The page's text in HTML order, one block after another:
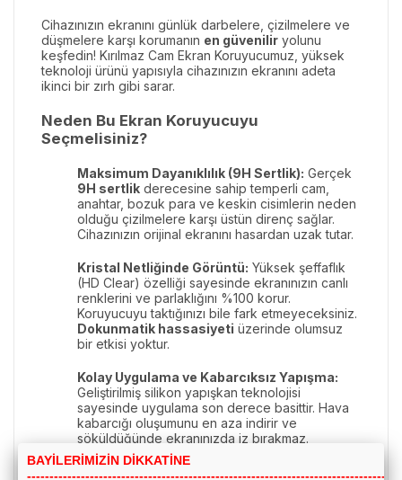
Cihazınızın ekranını günlük darbelere, çizilmelere ve
düşmelere karşı korumanın en güvenilir yolunu
keşfedin! Kırılmaz Cam Ekran Koruyucumuz, yüksek
teknoloji ürünü yapısıyla cihazınızın ekranını adeta
ikinci bir zırh gibi sarar.
Neden Bu Ekran Koruyucuyu
Seçmelisiniz?
Maksimum Dayanıklılık (9H Sertlik): Gerçek
9H sertlik derecesine sahip temperli cam,
anahtar, bozuk para ve keskin cisimlerin neden
olduğu çizilmelere karşı üstün direnç sağlar.
Cihazınızın orijinal ekranını hasardan uzak tutar.
Kristal Netliğinde Görüntü: Yüksek şeffaflık
(HD Clear) özelliği sayesinde ekranınızın canlı
renklerini ve parlaklığını %100 korur.
Koruyucuyu taktığınızı bile fark etmeyeceksiniz.
Dokunmatik hassasiyeti üzerinde olumsuz
bir etkisi yoktur.
Kolay Uygulama ve Kabarcıksız Yapışma:
Geliştirilmiş silikon yapışkan teknolojisi
sayesinde uygulama son derece basittir. Hava
kabarcığı oluşumunu en aza indirir ve
söküldüğünde ekranınızda iz bırakmaz.
BAYİLERİMİZİN DİKKATİNE
---------------------------------------------------------------------------------